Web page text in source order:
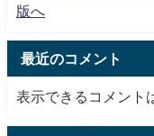
版へ
最近のコメント
表示できるコメント